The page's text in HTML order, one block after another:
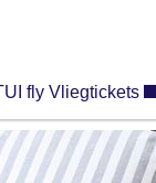
fly Vliegtickets